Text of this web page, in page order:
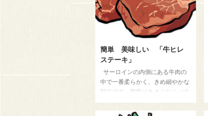
簡単 美味しい 「牛ヒレ
ステーキ」
サーロインの内側にある牛肉の
中で一番柔らかく、きめ細やかな
部位です。脂肪はあまりなくバラ
ンスの良いのは言うまでもありま
せん。お値段が高いですが、厚く